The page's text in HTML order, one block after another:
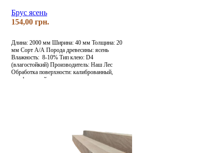
Брус ясень
грн.
Длина: 2000 мм Ширина: 40 мм Толщина: 20
мм Сорт А/А Порода древесины: ясень
Влажность: 8-10% Тип клею: D4
(влагостойкий) Производитель: Наш Лес
Обработка поверхности: калиброванный,
шлифованный